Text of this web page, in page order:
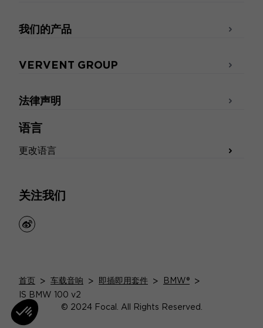
语言
更改语言
关注我们
weibo
我们的产品
VERVENT GROUP
法律声明
首页 > 车载音响 > 即插即用套件 > BMW® >
IS BMW 100 v2
© 2024 Focal. All Rights Reserved.